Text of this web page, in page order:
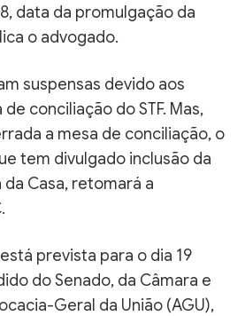
data da promulgação da
o advogado.
suspensas devido aos
conciliação do STF. Mas,
a mesa de conciliação, o
tem divulgado inclusão da
Casa, retomará a
prevista para o dia 19
do Senado, da Câmara e
Geral da União (AGU),